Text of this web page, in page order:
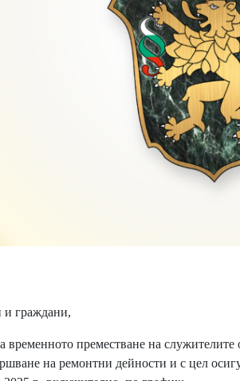
и граждани,
преместване на
на ремонтни дейности и с цел